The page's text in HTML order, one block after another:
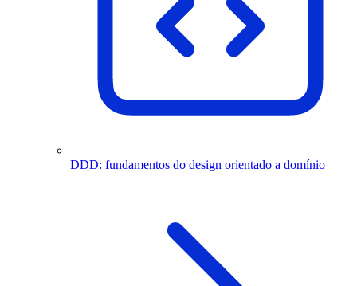
DDD: fundamentos do design orientado a domínio